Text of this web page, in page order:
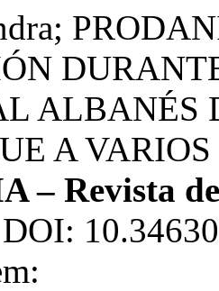
ALBANÉS
A
– Revista